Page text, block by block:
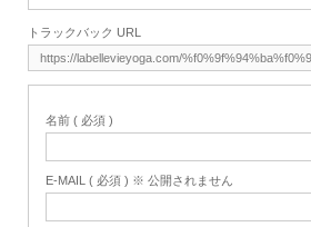
トラックバック URL
名前 ( 必須 )
E-MAIL ( 必須 ) ※ 公開されません